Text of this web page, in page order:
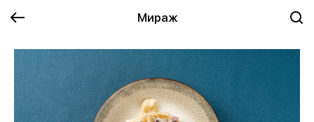
Мираж